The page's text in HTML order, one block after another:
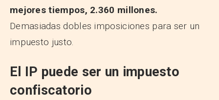
mejores tiempos, 2.360 millones.
Demasiadas dobles imposiciones para ser un
impuesto justo.
El IP puede ser un impuesto
confiscatorio